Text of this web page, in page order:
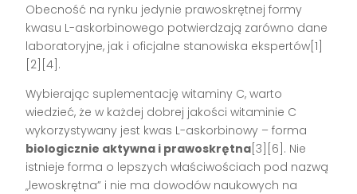
Obecność na rynku jedynie prawoskrętnej formy
kwasu L-askorbinowego potwierdzają zarówno dane
laboratoryjne, jak i oficjalne stanowiska ekspertów[1]
[2][4].
Wybierając suplementację witaminy C, warto
wiedzieć, że w każdej dobrej jakości witaminie C
wykorzystywany jest kwas L-askorbinowy – forma
biologicznie aktywna i prawoskrętna[3][6]. Nie
istnieje forma o lepszych właściwościach pod nazwą
„lewoskrętna” i nie ma dowodów naukowych na